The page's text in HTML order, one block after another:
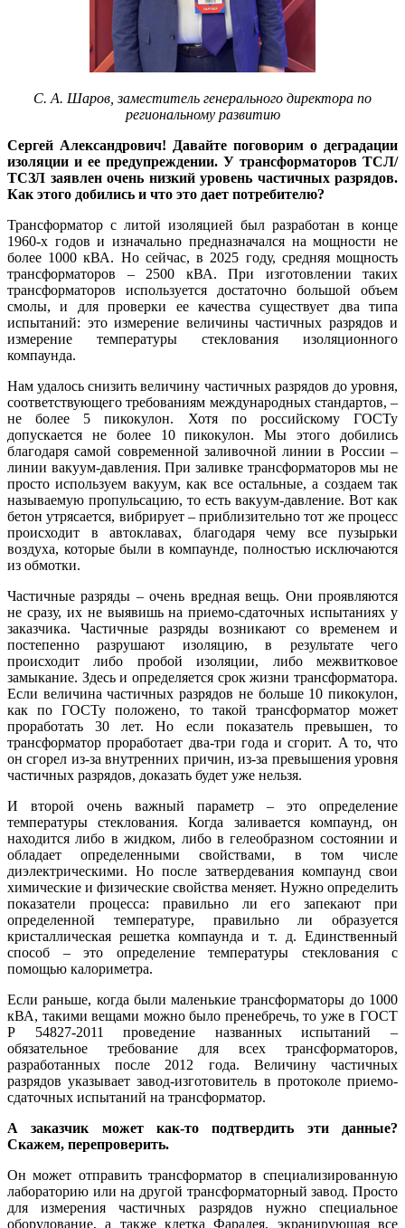
С. А. Шаров, заместитель генерального директора по
региональному развитию
Сергей Александрович! Давайте поговорим о деградации
изоляции и ее предупреждении. У трансформаторов ТСЛ/
ТСЗЛ заявлен очень низкий уровень частичных разрядов.
Как этого добились и что это дает потребителю?
Трансформатор с литой изоляцией был разработан в конце
1960-х годов и изначально предназначался на мощности не
более 1000 кВА. Но сейчас, в 2025 го­ду, средняя мощность
трансформаторов – 2500 кВА. При изготовлении таких
трансформаторов используется достаточно большой объем
смолы, и для проверки ее качества существует два ти­па
испытаний: это измерение величины частичных разрядов и
измерение температуры стеклования изоляционного
компаунда.
Нам удалось снизить величину частичных разрядов до уровня,
соответствующего требованиям международных стандартов, –
не более 5 пикокулон. Хо­тя по российскому ­ГОСТу
допускается не более 10 пикокулон. Мы этого добились
благодаря самой современной заливочной линии в России –
линии вакуум-давления. При заливке трансформаторов мы не
просто используем вакуум, как все остальные, а создаем так
называемую пропульсацию, то есть вакуум-давление. Вот как
бетон утрясается, вибрирует – приблизительно тот же процесс
происходит в автоклавах, благодаря че­му все пузырьки
воздуха, которые бы­ли в компаунде, полностью исключаются
из обмотки.
Частичные разряды – очень вредная вещь. Они проявляются
не сразу, их не выявишь на приемо-сдаточных испытаниях у
заказчика. Частичные разряды возникают со временем и
постепенно разрушают изоляцию, в результате че­го
происходит ли­бо пробой изоляции, ли­бо межвитковое
замыкание. Здесь и определяется срок жизни трансформатора.
Если величина частичных разрядов не больше 10 пикокулон,
как по ­ГОСТу положено, то такой трансформатор может
проработать 30 лет. Но если показатель превышен, то
трансформатор проработает два-три го­да и сгорит. А то, что
он сгорел из-за внутренних причин, из-за превышения уровня
частичных разрядов, доказать будет уже нельзя.
И второй очень важный параметр – это определение
температуры стеклования. Когда заливается компаунд, он
находится ли­бо в жидком, ли­бо в гелеобразном состоянии и
обладает определенными свойствами, в том числе
диэлектрическими. Но после затвердевания компаунд свои
химические и физические свойства меняет. Нужно определить
показатели процесса: правильно ли его запекают при
определенной температуре, правильно ли образуется
кристаллическая решетка компаунда и т. д. Единственный
способ – это определение температуры стеклования с
помощью калориметра.
Если раньше, когда бы­ли маленькие трансформаторы до 1000
кВА, такими вещами можно бы­ло пренебречь, то уже в ГОСТ
Р 54827-2011 проведение названных испытаний –
обязательное требование для всех трансформаторов,
разработанных после 2012 го­да. Величину частичных
разрядов указывает завод-изготовитель в протоколе приемо-
сдаточных испытаний на трансформатор.
А заказчик может как-то подтвердить эти данные?
Скажем, перепроверить.
Он может отправить трансформатор в специализированную
лабораторию или на другой трансформаторный завод. Просто
для измерения частичных разрядов нужно специальное
оборудование, а также клетка Фарадея, экранирующая все